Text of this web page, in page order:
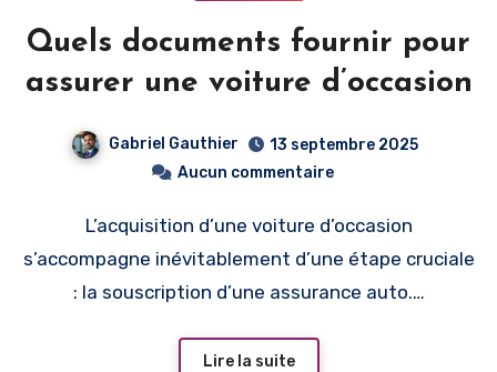
Quels documents fournir pour
assurer une voiture d’occasion
Gabriel Gauthier
13 septembre 2025
Aucun commentaire
L’acquisition d’une voiture d’occasion
s’accompagne inévitablement d’une étape cruciale
: la souscription d’une assurance auto.…
Lire la suite